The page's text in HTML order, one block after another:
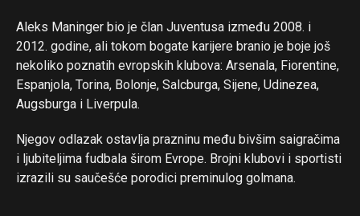
Aleks Maninger bio je član Juventusa između 2008. i
2012. godine, ali tokom bogate karijere branio je boje još
nekoliko poznatih evropskih klubova: Arsenala, Fiorentine,
Espanjola, Torina, Bolonje, Salcburga, Sijene, Udinezea,
Augsburga i Liverpula.
Njegov odlazak ostavlja prazninu među bivšim saigračima
i ljubiteljima fudbala širom Evrope. Brojni klubovi i sportisti
izrazili su saučešće porodici preminulog golmana.